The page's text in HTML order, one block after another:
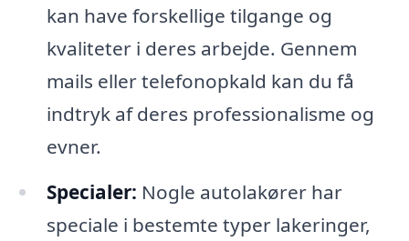
kan have forskellige tilgange og
kvaliteter i deres arbejde. Gennem
mails eller telefonopkald kan du få
indtryk af deres professionalisme og
evner.
Specialer: Nogle autolakører har
speciale i bestemte typer lakeringer,